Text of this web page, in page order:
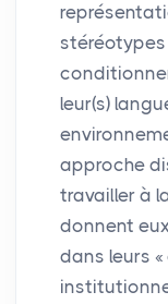
leur(s)
approche
travailler à
donnent
dans leurs «